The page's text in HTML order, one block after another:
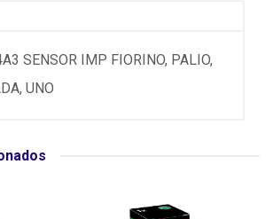
SENSOR IMP FIORINO, PALIO,
UNO